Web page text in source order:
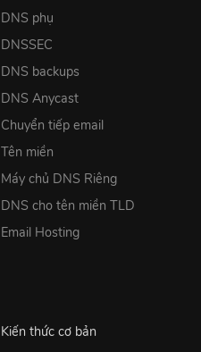
DNS phụ
DNSSEC
DNS backups
DNS Anycast
Chuyển tiếp email
Tên miền
Máy chủ DNS Riêng
DNS cho tên miền TLD
Email Hosting
Kiến thức cơ bản